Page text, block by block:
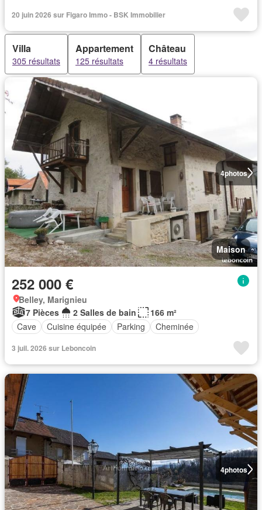
20 juin 2026 sur Figaro Immo - BSK Immobilier
Villa
305 résultats
Appartement
125 résultats
Château
4 résultats
4photos
Maison
252 000 €
Belley, Marignieu
7 Pièces
2 Salles de bain
166 m²
Cave
Cuisine équipée Parking Cheminée
3 juil. 2026 sur Leboncoin
4photos